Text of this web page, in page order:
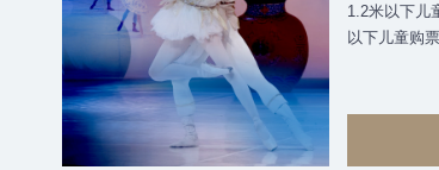
1.2米以下儿
以下儿童购票